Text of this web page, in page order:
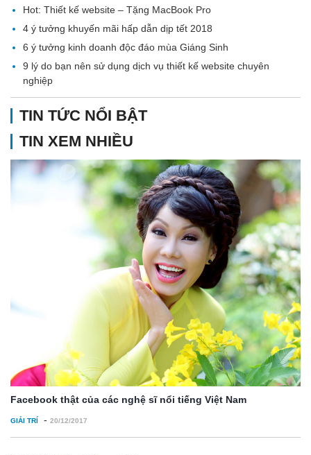
Hot: Thiết kế website – Tặng MacBook Pro
4 ý tưởng khuyến mãi hấp dẫn dịp tết 2018
6 ý tưởng kinh doanh độc đáo mùa Giáng Sinh
9 lý do bạn nên sử dụng dịch vụ thiết kế website chuyên
nghiệp
TIN TỨC NỔI BẬT
TIN XEM NHIỀU
Facebook thật của các nghệ sĩ nổi tiếng Việt Nam
GIẢI TRÍ - 20/12/2017